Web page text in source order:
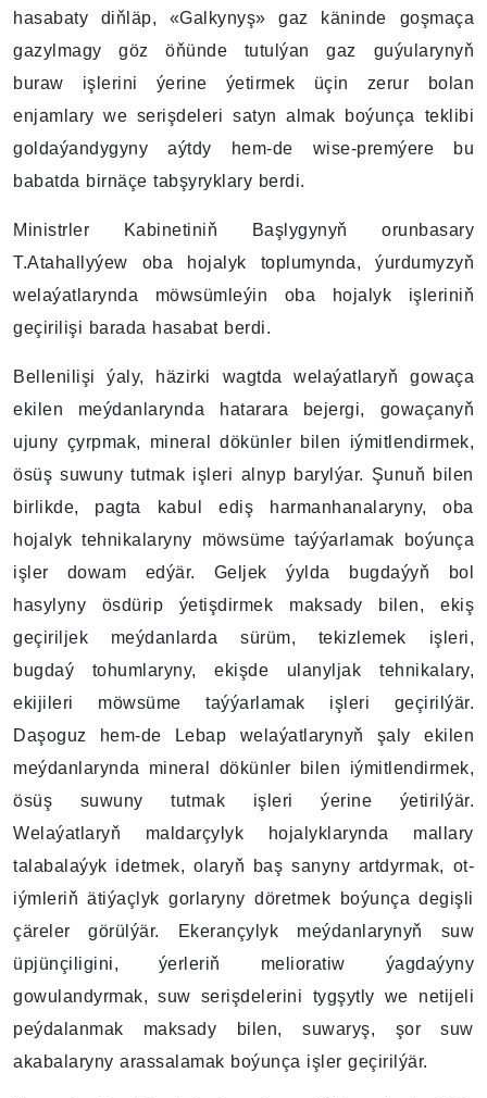
hasabaty diňläp, «Galkynyş» gaz käninde goşmaça
gazylmagy göz öňünde tutulýan gaz guýularynyň
buraw işlerini ýerine ýetirmek üçin zerur bolan
enjamlary we serişdeleri satyn almak boýunça teklibi
goldaýandygyny aýtdy hem-de wise-premýere bu
babatda birnäçe tabşyryklary berdi.
Ministrler Kabinetiniň Başlygynyň orunbasary
T.Atahallyýew oba hojalyk toplumynda, ýurdumyzyň
welaýatlarynda möwsümleýin oba hojalyk işleriniň
geçirilişi barada hasabat berdi.
Bellenilişi ýaly, häzirki wagtda welaýatlaryň gowaça
ekilen meýdanlarynda hatarara bejergi, gowaçanyň
ujuny çyrpmak, mineral dökünler bilen iýmitlendirmek,
ösüş suwuny tutmak işleri alnyp barylýar. Şunuň bilen
birlikde, pagta kabul ediş harmanhanalaryny, oba
hojalyk tehnikalaryny möwsüme taýýarlamak boýunça
işler dowam edýär. Geljek ýylda bugdaýyň bol
hasylyny ösdürip ýetişdirmek maksady bilen, ekiş
geçiriljek meýdanlarda sürüm, tekizlemek işleri,
bugdaý tohumlaryny, ekişde ulanyljak tehnikalary,
ekijileri möwsüme taýýarlamak işleri geçirilýär.
Daşoguz hem-de Lebap welaýatlarynyň şaly ekilen
meýdanlarynda mineral dökünler bilen iýmitlendirmek,
ösüş suwuny tutmak işleri ýerine ýetirilýär.
Welaýatlaryň maldarçylyk hojalyklarynda mallary
talabalaýyk idetmek, olaryň baş sanyny artdyrmak, ot-
iýmleriň ätiýaçlyk gorlaryny döretmek boýunça degişli
çäreler görülýär. Ekerançylyk meýdanlarynyň suw
üpjünçiligini, ýerleriň melioratiw ýagdaýyny
gowulandyrmak, suw serişdelerini tygşytly we netijeli
peýdalanmak maksady bilen, suwaryş, şor suw
akabalaryny arassalamak boýunça işler geçirilýär.